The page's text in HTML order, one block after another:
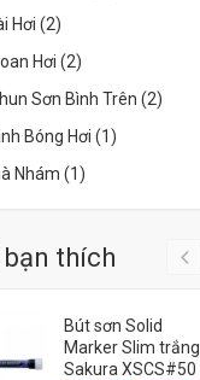
Hơi (2)
Hơi (2)
Sơn Bình Trên (2)
Bóng Hơi (1)
Nhám (1)
bạn thích
Bút sơn Solid
Marker Slim trắng
Sakura XSCS#50